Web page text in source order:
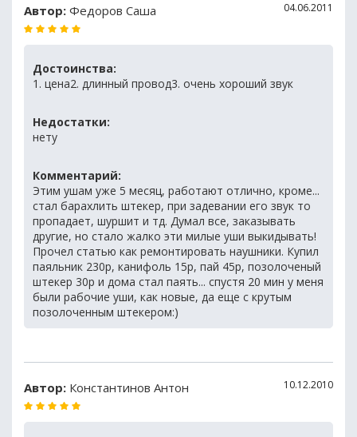
Автор: Федоров Саша 04.06.2011
Достоинства:
1. цена2. длинный провод3. очень хороший звук
Недостатки:
нету
Комментарий:
Этим ушам уже 5 месяц, работают отлично, кроме...
стал барахлить штекер, при задевании его звук то
пропадает, шуршит и тд. Думал все, заказывать
другие, но стало жалко эти милые уши выкидывать!
Прочел статью как ремонтировать наушники. Купил
паяльник 230р, канифоль 15р, пай 45р, позолоченый
штекер 30р и дома стал паять... спустя 20 мин у меня
были рабочие уши, как новые, да еще с крутым
позолоченным штекером:)
Автор: Константинов Антон 10.12.2010